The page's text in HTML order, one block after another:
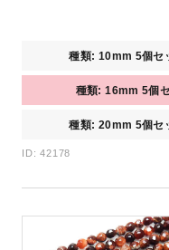
種類: 10mm 5個セ
種類: 16mm 5個
種類: 20mm 5個セ
ID: 42178